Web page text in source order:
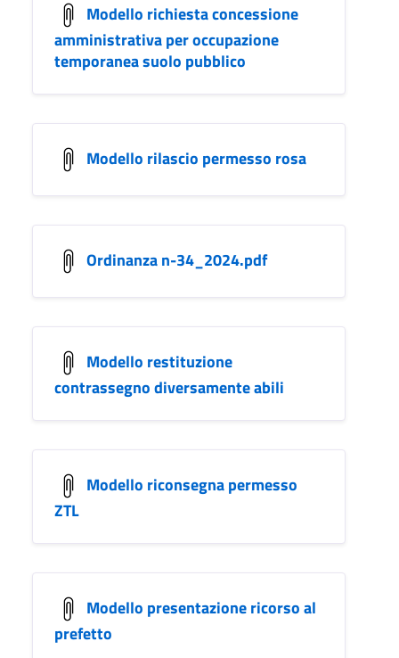
Modello richiesta concessione
amministrativa per occupazione
temporanea suolo pubblico
Modello rilascio permesso rosa
Ordinanza n-34_2024.pdf
Modello restituzione
contrassegno diversamente abili
Modello riconsegna permesso
ZTL
Modello presentazione ricorso al
prefetto